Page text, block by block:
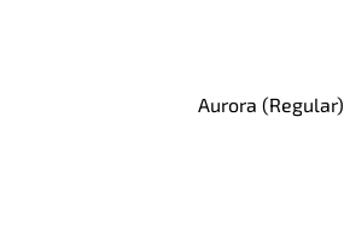
Aurora (Regular)